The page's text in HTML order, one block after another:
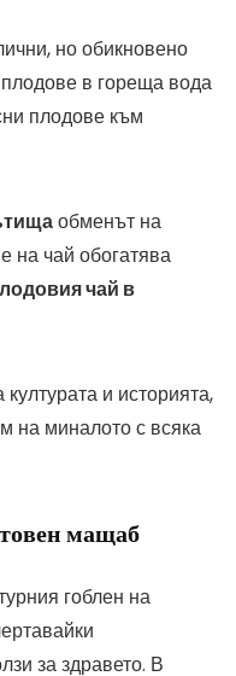
но обикновено
в гореща вода
плодове към
обменът на
на чай обогатява
чай в
и историята,
на миналото с всяка
мащаб
гоблен на
за здравето. В